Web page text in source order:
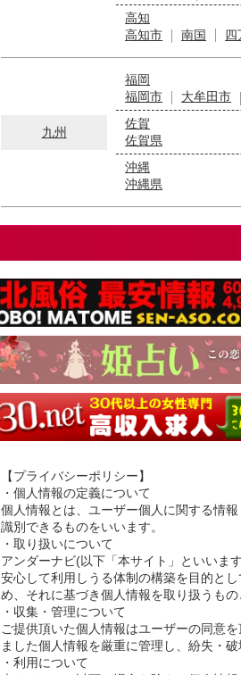
高知
高知市
南国 四
九州
福岡
福岡市
大牟田市
佐賀
佐賀県
沖縄
沖縄県
【プライバシーポリシー】
・個人情報の定義について
個人情報とは、ユーザー個人に関する情
識別できるものをいいます。
・取り扱いについて
アンダーナビ(以下「本サイト」といいま
安心して利用しうる体制の構築を目的と
め、それに基づき個人情報を取り扱うもの
・収集・管理について
ご提供頂いた個人情報はユーザーの同意
ました個人情報を厳重に管理し、紛失・
・利用について